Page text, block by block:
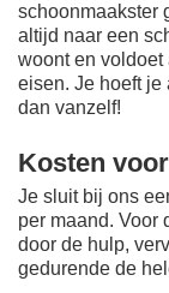
schoonmaakster
altijd naar een
woont en
eisen. Je hoeft je
dan vanzelf!
Kosten
Je sluit bij ons
per maand. Voor
door de hulp,
gedurende de